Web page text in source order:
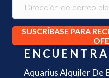
SUSCRÍBASE PARA
Aquarius Alquiler De